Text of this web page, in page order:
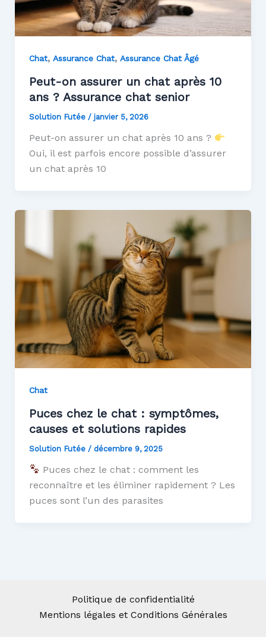
Chat, Assurance Chat, Assurance Chat Âgé
Peut-on assurer un chat après 10
ans ? Assurance chat senior
Solution Futée / janvier 5, 2026
Peut-on assurer un chat après 10 ans ?
Oui, il est parfois encore possible d’assurer
un chat après 10
Chat
Puces chez le chat : symptômes,
causes et solutions rapides
Solution Futée / décembre 9, 2025
Puces chez le chat : comment les
reconnaître et les éliminer rapidement ? Les
puces sont l’un des parasites
Politique de confidentialité
Mentions légales et Conditions Générales